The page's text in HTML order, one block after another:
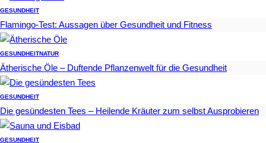
GESUNDHEIT
Flamingo-Test: Aussagen über Gesundheit und Fitness
GESUNDHEITNATUR
Ätherische Öle – Duftende Pflanzenwelt für die Gesundheit
GESUNDHEIT
Die gesündesten Tees – Heilende Kräuter zum selbst Ausprobieren
GESUNDHEIT